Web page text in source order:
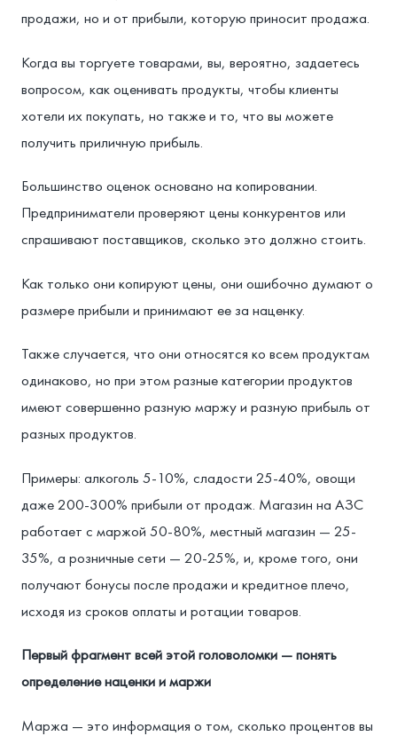
продажи, но и от прибыли, которую приносит продажа.
Когда вы торгуете товарами, вы, вероятно, задаетесь
вопросом, как оценивать продукты, чтобы клиенты
хотели их покупать, но также и то, что вы можете
получить приличную прибыль.
Большинство оценок основано на копировании.
Предприниматели проверяют цены конкурентов или
спрашивают поставщиков, сколько это должно стоить.
Как только они копируют цены, они ошибочно думают о
размере прибыли и принимают ее за наценку.
Также случается, что они относятся ко всем продуктам
одинаково, но при этом разные категории продуктов
имеют совершенно разную маржу и разную прибыль от
разных продуктов.
Примеры: алкоголь 5-10%, сладости 25-40%, овощи
даже 200-300% прибыли от продаж. Магазин на АЗС
работает с маржой 50-80%, местный магазин — 25-
35%, а розничные сети — 20-25%, и, кроме того, они
получают бонусы после продажи и кредитное плечо,
исходя из сроков оплаты и ротации товаров.
Первый фрагмент всей этой головоломки — понять
определение наценки и маржи
Маржа — это информация о том, сколько процентов вы